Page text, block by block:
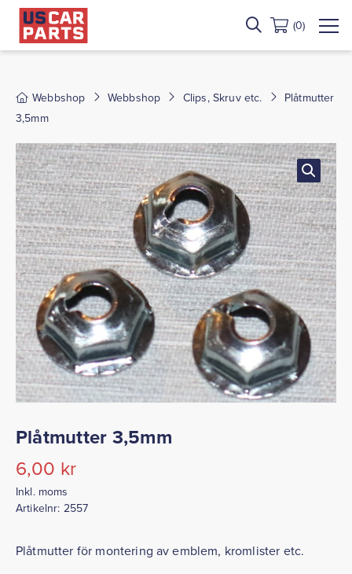
(0)
Webbshop Webbshop Clips, Skruv etc.
Plåtmutter
3,5mm
Plåtmutter 3,5mm
6,00 kr
Inkl. moms
Artikelnr: 2557
Plåtmutter för montering av emblem, kromlister etc.